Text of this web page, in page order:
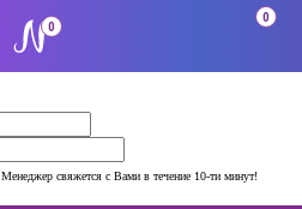
Менеджер свяжется с Вами в течение 10-ти минут!
0
0